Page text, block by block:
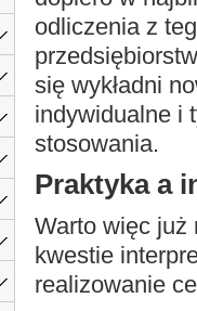
odliczenia z
się wykładni
indywidualne i
stosowania.
Praktyka a
Warto więc już
kwestie
realizowanie